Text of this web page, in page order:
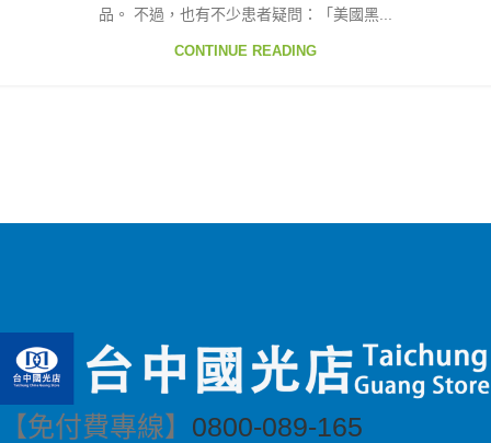
品。 不過，也有不少患者疑問：「美國黑...
CONTINUE READING
【免付費專線】 0800-089-165